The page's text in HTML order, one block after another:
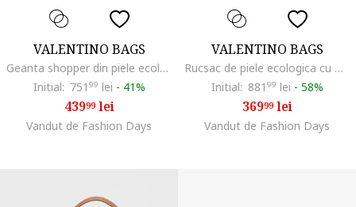
VALENTINO BAGS
Geanta shopper din piele ecologica si bareta din material textil pentru umar Zero, Crem
Initial: 751 99 lei - 41%
43999lei
Vandut de Fashion Days
VALENTINO BAGS
Rucsac de piele ecologica cu model logo Regina, Maro inchis/Maro scortisoara/Maro deschis
Initial: 881 99 lei - 58%
36999lei
Vandut de Fashion Days